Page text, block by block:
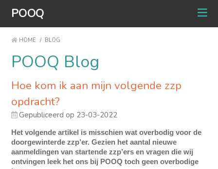
POOQ
HOME / BLOG
POOQ Blog
Hoe kom ik aan mijn volgende zzp
opdracht?
Gepubliceerd op 23-03-2022
Het volgende artikel is misschien wat overbodig voor de
doorgewinterde zzp’er. Gezien het aantal nieuwe
aanmeldingen van startende zzp’ers en vragen die wij
ontvingen leek het ons bij POOQ toch geen overbodige